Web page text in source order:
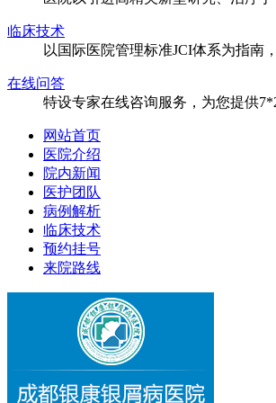
临床技术
以国际医院管理标准JCI体系为指南
在线问答
特设专家在线咨询服务，为您提供
网站首页
医院介绍
院内新闻
医护团队
病例解析
临床技术
预约挂号
来院路线